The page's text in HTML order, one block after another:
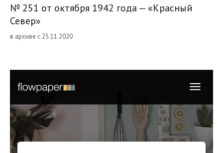
№ 251 от октября 1942 года — «Красный
Север»
в архиве с 25.11.2020